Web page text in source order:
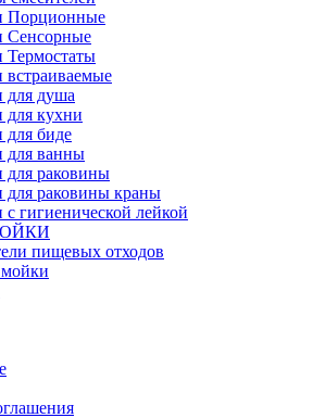
Порционные
Сенсорные
Термостаты
встраиваемые
для душа
для кухни
для биде
для ванны
для раковины
для раковины краны
гигиенической лейкой
пищевых отходов